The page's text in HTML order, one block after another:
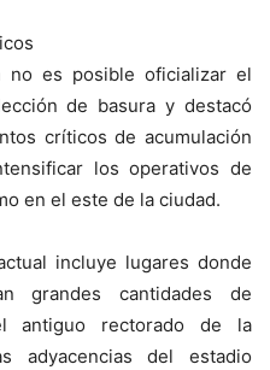
no es posible oficializar el
de basura y destacó
críticos de acumulación
los operativos de
en el este de la ciudad.
incluye lugares donde
grandes cantidades de
antiguo rectorado de la
adyacencias del estadio